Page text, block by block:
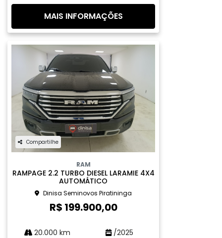
MAIS INFORMAÇÕES
Compartilhe
RAM
RAMPAGE 2.2 TURBO DIESEL LARAMIE 4X4
AUTOMÁTICO
Dinisa Seminovos Piratininga
R$ 199.900,00
20.000 km /2025